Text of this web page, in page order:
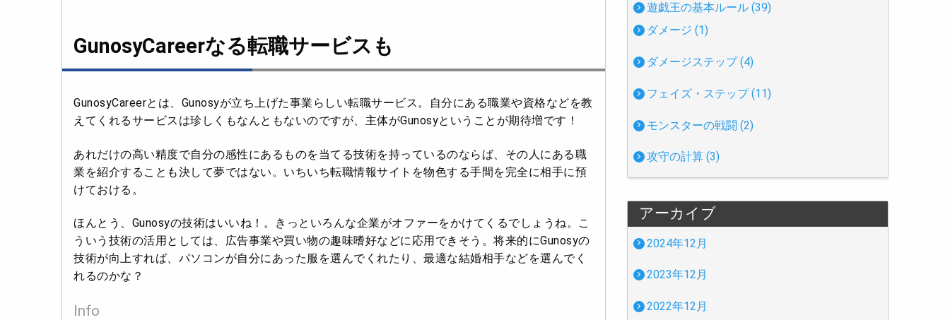
GunosyCareerなる転職サービスも
GunosyCareerとは、Gunosyが立ち上げた事業らしい転職サービス。自分にある職業や資格などを教
えてくれるサービスは珍しくもなんともないのですが、主体がGunosyということが期待増です！
あれだけの高い精度で自分の感性にあるものを当てる技術を持っているのならば、その人にある職
業を紹介することも決して夢ではない。いちいち転職情報サイトを物色する手間を完全に相手に預
けておける。
ほんとう、Gunosyの技術はいいね！。きっといろんな企業がオファーをかけてくるでしょうね。こ
ういう技術の活用としては、広告事業や買い物の趣味嗜好などに応用できそう。将来的にGunosyの
技術が向上すれば、パソコンが自分にあった服を選んでくれたり、最適な結婚相手などを選んでく
れるのかな？
Info
遊戯王の基本ルール (39)
ダメージ (1)
ダメージステップ (4)
フェイズ・ステップ (11)
モンスターの戦闘 (2)
攻守の計算 (3)
アーカイブ
2024年12月
2023年12月
2022年12月